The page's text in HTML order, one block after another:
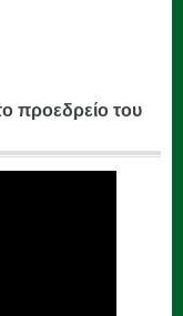
προεδρείο του